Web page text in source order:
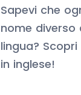
Sapevi che
nome diverso
lingua?
in inglese!